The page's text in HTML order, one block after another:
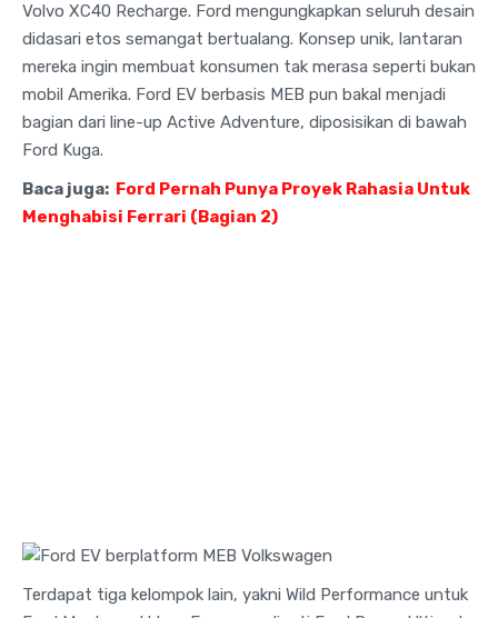
Volvo XC40 Recharge. Ford mengungkapkan seluruh desain
didasari etos semangat bertualang. Konsep unik, lantaran
mereka ingin membuat konsumen tak merasa seperti bukan
mobil Amerika. Ford EV berbasis MEB pun bakal menjadi
bagian dari line-up Active Adventure, diposisikan di bawah
Ford Kuga.
Baca juga: Ford Pernah Punya Proyek Rahasia Untuk
Menghabisi Ferrari (Bagian 2)
Terdapat tiga kelompok lain, yakni Wild Performance untuk